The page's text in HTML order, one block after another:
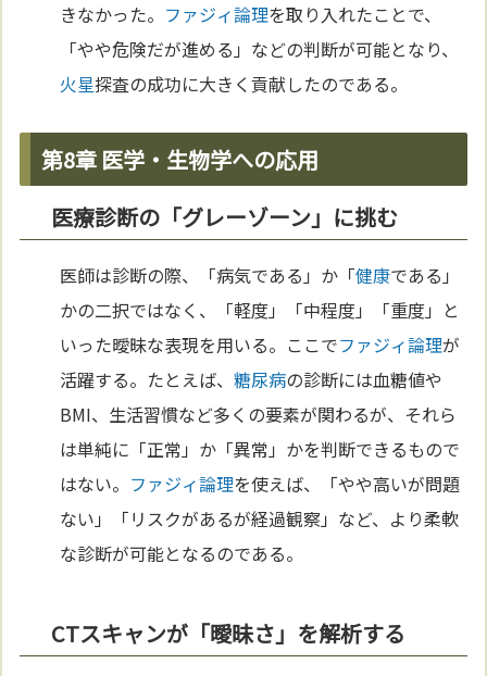
きなかった。 ファジィ論理を取り入れたことで、
「やや危険だが進める」などの判断が可能となり、
火星探査の成功に大きく貢献したのである。
第8章 医学・生物学への応用
医療診断の「グレーゾーン」に挑む
医師は診断の際、「病気である」か「健康である」
かの二択ではなく、「軽度」「中程度」「重度」と
いった曖昧な表現を用いる。ここでファジィ論理が
活躍する。たとえば、糖尿病の診断には血糖値や
BMI、生活習慣など多くの要素が関わるが、それら
は単純に「正常」か「異常」かを判断できるもので
はない。 ファジィ論理を使えば、「やや高いが問題
ない」「リスクがあるが経過観察」など、より柔軟
な診断が可能となるのである。
CTスキャンが「曖昧さ」を解析する